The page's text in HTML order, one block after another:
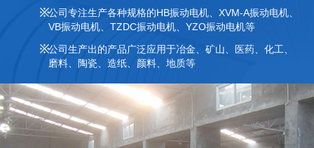
公司专注生产各种规格的HB振动电机、XVM-A振动电机、
VB振动电机、TZDC振动电机、YZO振动电机等
公司生产出的产品广泛应用于冶金、矿山、医药、化工、
磨料、陶瓷、造纸、颜料、地质等